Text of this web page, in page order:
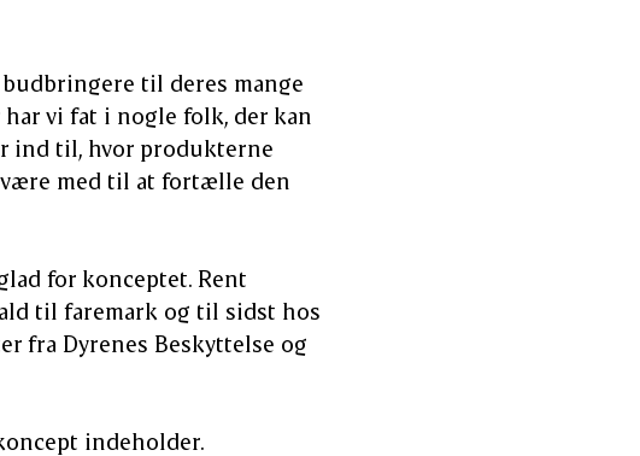
til deres mange
vi fat i nogle folk, der kan
ind til, hvor produkterne
være med til at fortælle den
for konceptet. Rent
til faremark og til sidst hos
fra Dyrenes Beskyttelse og
indeholder.